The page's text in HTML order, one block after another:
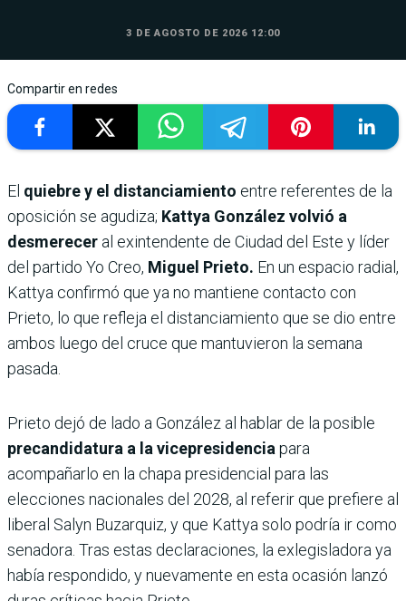
3 DE AGOSTO DE 2026 12:00
Compartir en redes
El quiebre y el distanciamiento entre referentes de la
oposición se agudiza; Kattya González volvió a
desmerecer al exintendente de Ciudad del Este y líder
del partido Yo Creo, Miguel Prieto. En un espacio radial,
Kattya confirmó que ya no mantiene contacto con
Prieto, lo que refleja el distanciamiento que se dio entre
ambos luego del cruce que mantuvieron la semana
pasada.
Prieto dejó de lado a González al hablar de la posible
precandidatura a la vicepresidenciapara
acompañarlo en la chapa presidencial para las
elecciones nacionales del 2028, al referir que prefiere al
liberal Salyn Buzarquiz, y que Kattya solo podría ir como
senadora. Tras estas declaraciones, la exlegisladora ya
había respondido, y nuevamente en esta ocasión lanzó